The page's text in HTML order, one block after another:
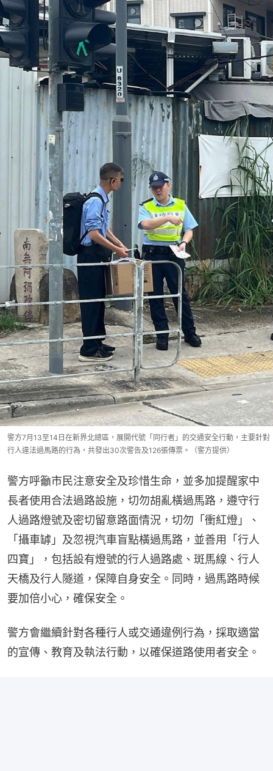
警方7月13至14日在新界北總區，展開代號「同行者」的交通安全行動，主要針對
行人違法過馬路的行為，共發出30次警告及126張傳票。（警方提供）
警方呼籲市民注意安全及珍惜生命，並多加提醒家中
長者使用合法過路設施，切勿胡亂橫過馬路，遵守行
人過路燈號及密切留意路面情況，切勿「衝紅燈」、
「攝車罅」及忽視汽車盲點橫過馬路，並善用「行人
四寶」，包括設有燈號的行人過路處、斑馬線、行人
天橋及行人隧道，保障自身安全。同時，過馬路時候
要加倍小心，確保安全。
警方會繼續針對各種行人或交通違例行為，採取適當
的宣傳、教育及執法行動，以確保道路使用者安全。